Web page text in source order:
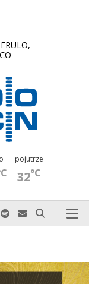
pojutrze
32°C
zadzwoń
u
na Xnas na Instagram-ie
Odwiedź nas na TikTok-u
Szukaj nas na Spotify
Wyślij do nas
Szukaj